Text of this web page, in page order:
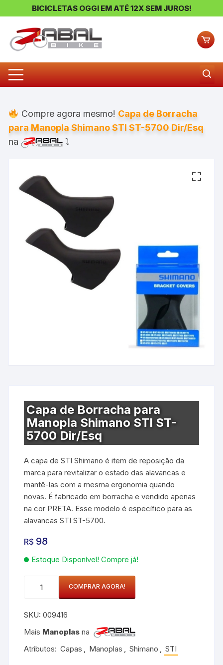
BICICLETAS OGGI EM ATÉ 12X SEM JUROS!
Compre agora mesmo! Capa de Borracha
para Manopla Shimano STI ST-5700 Dir/Esq
na
⤵
Capa de Borracha para
Manopla Shimano STI ST-
5700 Dir/Esq
A capa de STI Shimano é item de reposição da
marca para revitalizar o estado das alavancas e
mantê-las com a mesma ergonomia quando
novas. É fabricado em borracha e vendido apenas
na cor PRETA. Esse modelo é específico para as
alavancas STI ST-5700.
R$ 98
Estoque Disponível! Compre já!
para
Manopla
STI
COMPRAR AGORA!
SKU:009416
Mais Manoplas na
Atributos: Capas , Manoplas , Shimano , STI